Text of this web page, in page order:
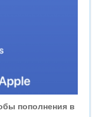
пополнения в